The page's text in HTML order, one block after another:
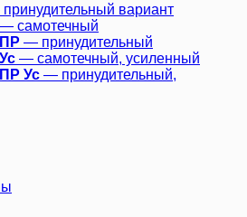
вариант
— самотечный
— принудительный
— самотечный, усиленный
Ус — принудительный,